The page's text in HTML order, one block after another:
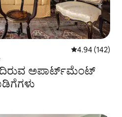
5 ರಲ್ಲಿ 4.94
4.94 (142)
ಅಪಾರ್ಟ್‌ಮೆಂಟ್